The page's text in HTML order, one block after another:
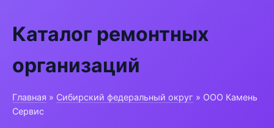
Каталог ремонтных
организаций
Главная » Сибирский федеральный округ » ООО Камень
Сервис